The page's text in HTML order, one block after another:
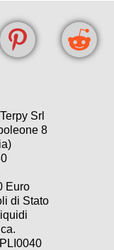
Srl
8
Euro
di Stato